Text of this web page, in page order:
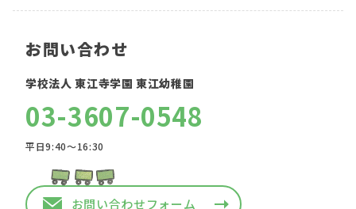
お問い合わせ
学校法人 東江寺学園 東江幼稚園
03-3607-0548
平日9:40〜16:30
お問い合わせフォーム